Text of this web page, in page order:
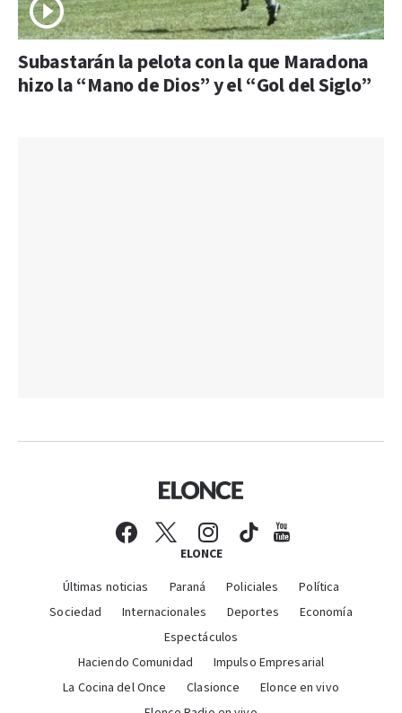
Subastarán la pelota con la que Maradona
hizo la “Mano de Dios” y el “Gol del Siglo”
ELONCE
Últimas noticias Paraná Policiales
Política
Sociedad
Internacionales Deportes
Economía
Espectáculos
Haciendo Comunidad
Impulso Empresarial
La Cocina del Once
Clasionce
Elonce en vivo